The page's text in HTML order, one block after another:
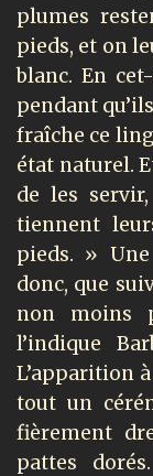
plumes
pieds, et on
blanc. En
pendant
fraîche ce
état naturel.
de les
tiennent
pieds. »
donc, que
non moins
l’indique
L’apparition
tout un
fièrement
pattes